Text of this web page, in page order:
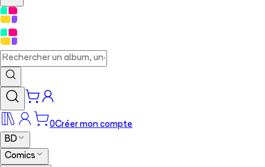
0Créer mon compte
BD
Comics